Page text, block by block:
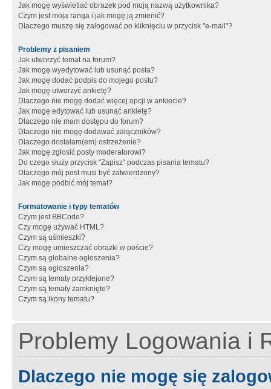
Jak mogę wyświetlać obrazek pod moją nazwą użytkownika?
Czym jest moja ranga i jak mogę ją zmienić?
Dlaczego muszę się zalogować po kliknięciu w przycisk "e-mail"?
Problemy z pisaniem
Jak utworzyć temat na forum?
Jak mogę wyedytować lub usunąć posta?
Jak mogę dodać podpis do mojego postu?
Jak mogę utworzyć ankietę?
Dlaczego nie mogę dodać więcej opcji w ankiecie?
Jak mogę edytować lub usunąć ankietę?
Dlaczego nie mam dostępu do forum?
Dlaczego nie mogę dodawać załączników?
Dlaczego dostałam(em) ostrzeżenie?
Jak mogę zgłosić posty moderatorowi?
Do czego służy przycisk "Zapisz" podczas pisania tematu?
Dlaczego mój post musi być zatwierdzony?
Jak mogę podbić mój temat?
Formatowanie i typy tematów
Czym jest BBCode?
Czy mogę używać HTML?
Czym są uśmieszki?
Czy mogę umieszczać obrazki w poście?
Czym są globalne ogłoszenia?
Czym są ogłoszenia?
Czym są tematy przyklejone?
Czym są tematy zamknięte?
Czym są ikony tematu?
Problemy Logowania i
Dlaczego nie mogę się